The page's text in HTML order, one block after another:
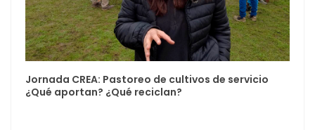
Jornada CREA: Pastoreo de cultivos de servicio
¿Qué aportan? ¿Qué reciclan?